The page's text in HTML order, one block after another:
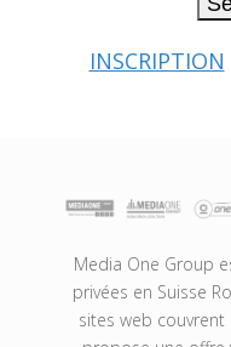
INSCRIPTION
Media One Group
privées en Suisse
sites web